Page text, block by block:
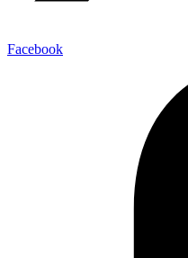
Facebook